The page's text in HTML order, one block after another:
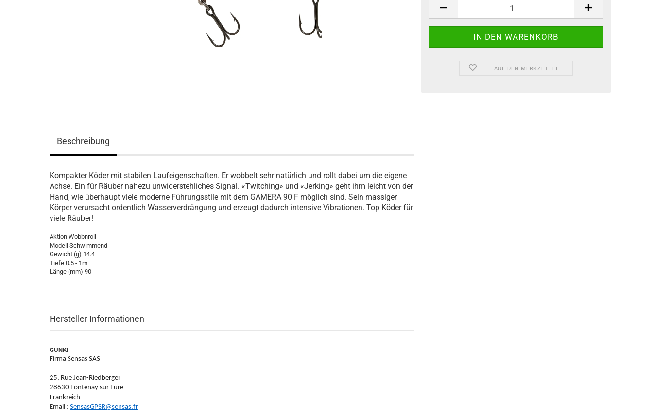
AUF DEN MERKZETTEL
Beschreibung
Kompakter Köder mit stabilen Laufeigenschaften. Er wobbelt sehr natürlich und rollt dabei um die eigene
Achse. Ein für Räuber nahezu unwiderstehliches Signal. «Twitching» und «Jerking» geht ihm leicht von der
Hand, wie überhaupt viele moderne Führungsstile mit dem GAMERA 90 F möglich sind. Sein massiger
Körper verursacht ordentlich Wasserverdrängung und erzeugt dadurch intensive Vibrationen. Top Köder für
viele Räuber!
Aktion Wobbnroll
Modell Schwimmend
Gewicht (g) 14.4
Tiefe 0.5 - 1m
Länge (mm) 90
Hersteller Informationen
GUNKI
Firma Sensas SAS
25, Rue Jean-Riedberger
28630 Fontenay sur Eure
Frankreich
Email : SensasGPSR@sensas.fr